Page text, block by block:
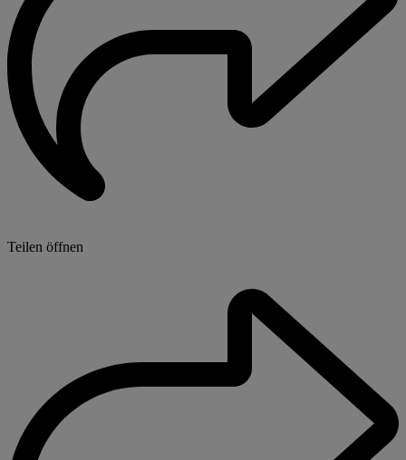
Teilen öffnen